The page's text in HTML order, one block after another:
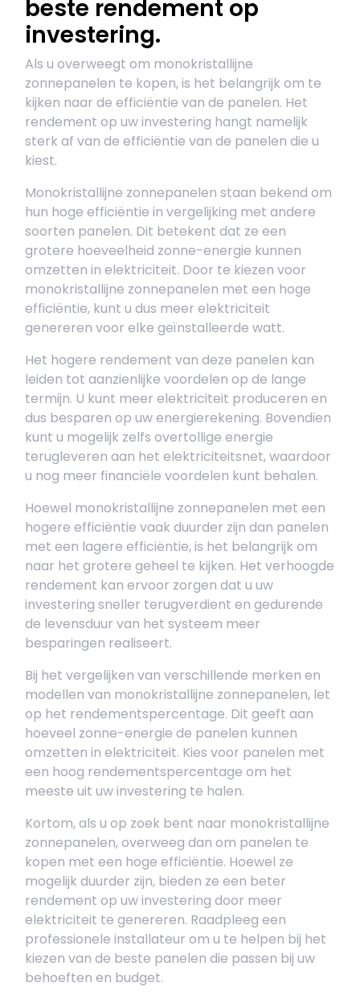
beste rendement op
investering.
Als u overweegt om monokristallijne
zonnepanelen te kopen, is het belangrijk om te
kijken naar de efficiëntie van de panelen. Het
rendement op uw investering hangt namelijk
sterk af van de efficiëntie van de panelen die u
kiest.
Monokristallijne zonnepanelen staan bekend om
hun hoge efficiëntie in vergelijking met andere
soorten panelen. Dit betekent dat ze een
grotere hoeveelheid zonne-energie kunnen
omzetten in elektriciteit. Door te kiezen voor
monokristallijne zonnepanelen met een hoge
efficiëntie, kunt u dus meer elektriciteit
genereren voor elke geïnstalleerde watt.
Het hogere rendement van deze panelen kan
leiden tot aanzienlijke voordelen op de lange
termijn. U kunt meer elektriciteit produceren en
dus besparen op uw energierekening. Bovendien
kunt u mogelijk zelfs overtollige energie
terugleveren aan het elektriciteitsnet, waardoor
u nog meer financiële voordelen kunt behalen.
Hoewel monokristallijne zonnepanelen met een
hogere efficiëntie vaak duurder zijn dan panelen
met een lagere efficiëntie, is het belangrijk om
naar het grotere geheel te kijken. Het verhoogde
rendement kan ervoor zorgen dat u uw
investering sneller terugverdient en gedurende
de levensduur van het systeem meer
besparingen realiseert.
Bij het vergelijken van verschillende merken en
modellen van monokristallijne zonnepanelen, let
op het rendementspercentage. Dit geeft aan
hoeveel zonne-energie de panelen kunnen
omzetten in elektriciteit. Kies voor panelen met
een hoog rendementspercentage om het
meeste uit uw investering te halen.
Kortom, als u op zoek bent naar monokristallijne
zonnepanelen, overweeg dan om panelen te
kopen met een hoge efficiëntie. Hoewel ze
mogelijk duurder zijn, bieden ze een beter
rendement op uw investering door meer
elektriciteit te genereren. Raadpleeg een
professionele installateur om u te helpen bij het
kiezen van de beste panelen die passen bij uw
behoeften en budget.